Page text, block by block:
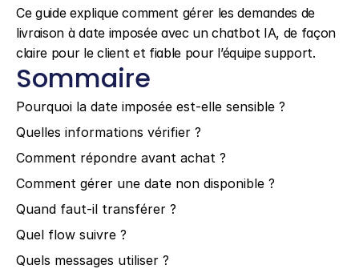
Ce guide explique comment gérer les demandes de
livraison à date imposée avec un chatbot IA, de façon
claire pour le client et fiable pour l’équipe support.
Sommaire
Pourquoi la date imposée est-elle sensible ?
Quelles informations vérifier ?
Comment répondre avant achat ?
Comment gérer une date non disponible ?
Quand faut-il transférer ?
Quel flow suivre ?
Quels messages utiliser ?